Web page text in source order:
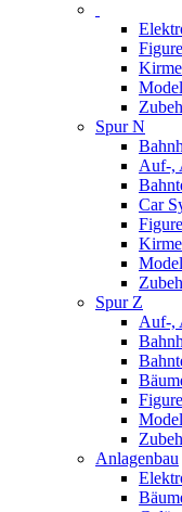
Spur N
Auf-,
Car
Spur Z
Auf-,
Anlagenbau